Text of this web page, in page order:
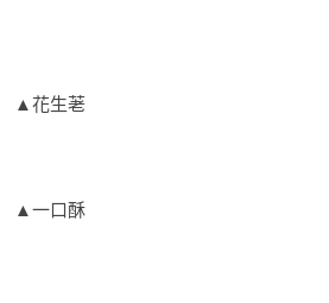
▲花生荖
▲一口酥